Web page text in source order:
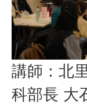
講師：北
科部長 大